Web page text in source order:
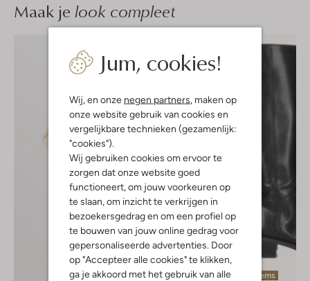
Jum, cookies!
Wij, en onze negen partners, maken op
onze website gebruik van cookies en
vergelijkbare technieken (gezamenlijk:
"cookies").
Wij gebruiken cookies om ervoor te
zorgen dat onze website goed
functioneert, om jouw voorkeuren op
te slaan, om inzicht te verkrijgen in
bezoekersgedrag en om een profiel op
te bouwen van jouw online gedrag voor
gepersonaliseerde advertenties. Door
op "Accepteer alle cookies" te klikken,
ga je akkoord met het gebruik van alle
Maak je look compleet
Laatste items